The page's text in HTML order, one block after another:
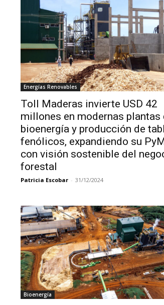
Energías Renovables
Toll Maderas invierte USD 42
millones en modernas plantas
bioenergía y producción de
fenólicos, expandiendo su
con visión sostenible del
forestal
Patricia Escobar - 31/12/2024
Bioenergía